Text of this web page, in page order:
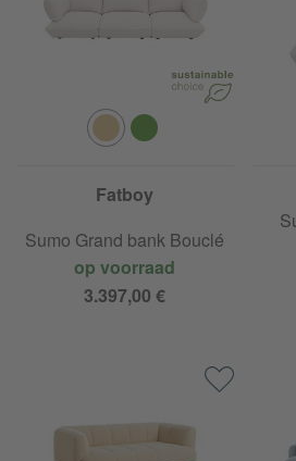
Fatboy
Sumo Grand bank Bouclé
op voorraad
3.397,00 €